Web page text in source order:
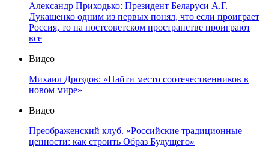
Александр Приходько: Президент Беларуси А.Г.
Лукашенко одним из первых понял, что если проиграет
Россия, то на постсоветском пространстве проиграют
все
Видео
Михаил Дроздов: «Найти место соотечественников в
новом мире»
Видео
Преображенский клуб. «Российские традиционные
ценности: как строить Образ Будущего»